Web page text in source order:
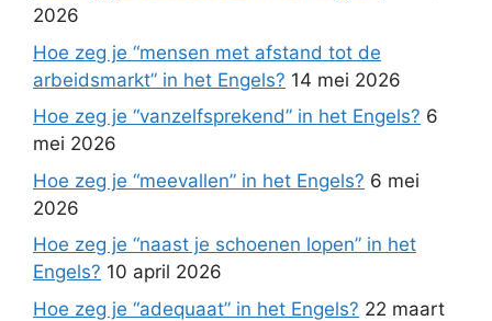
2026
Hoe zeg je “mensen met afstand tot de
arbeidsmarkt” in het Engels? 14 mei 2026
Hoe zeg je “vanzelfsprekend” in het Engels? 6
mei 2026
Hoe zeg je “meevallen” in het Engels? 6 mei
2026
Hoe zeg je “naast je schoenen lopen” in het
Engels? 10 april 2026
Hoe zeg je “adequaat” in het Engels? 22 maart